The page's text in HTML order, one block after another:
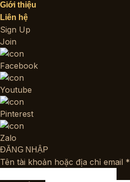
Giới thiệu
Liên hệ
Sign Up
Join
Facebook
Youtube
Pinterest
Zalo
ĐĂNG NHẬP
Tên tài khoản hoặc địa chỉ email *